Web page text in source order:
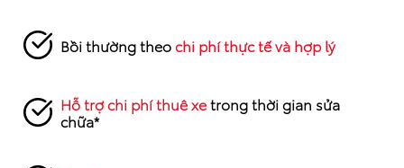
Bồi thường theochi phí thực tế và hợp lý
Hỗ trợ chi phí thuê xetrong thời gian sửa
chữa*